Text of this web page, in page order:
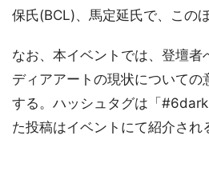
保氏(BCL)、馬定延氏で、この
なお、本イベントでは、登壇者
ディアアートの現状について
する。ハッシュタグは「
た投稿はイベントにて紹介され